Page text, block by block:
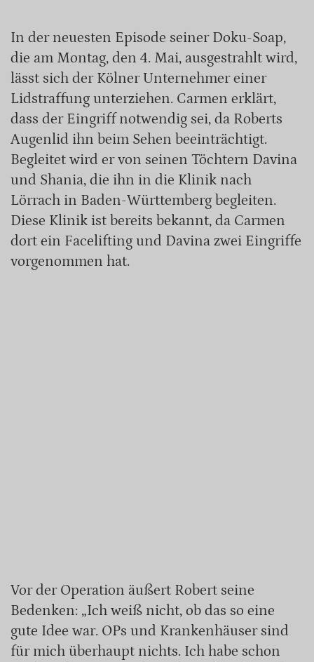
In der neuesten Episode seiner Doku-Soap,
die am Montag, den 4. Mai, ausgestrahlt wird,
lässt sich der Kölner Unternehmer einer
Lidstraffung unterziehen. Carmen erklärt,
dass der Eingriff notwendig sei, da Roberts
Augenlid ihn beim Sehen beeinträchtigt.
Begleitet wird er von seinen Töchtern Davina
und Shania, die ihn in die Klinik nach
Lörrach in Baden-Württemberg begleiten.
Diese Klinik ist bereits bekannt, da Carmen
dort ein Facelifting und Davina zwei Eingriffe
vorgenommen hat.
Vor der Operation äußert Robert seine
Bedenken: „Ich weiß nicht, ob das so eine
gute Idee war. OPs und Krankenhäuser sind
für mich überhaupt nichts. Ich habe schon